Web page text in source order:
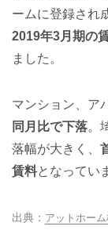
ームに登録され
2019年3月期の
ました。
マンション、ア
同月比で下落。
落幅が大きく、
賃料となってい
アットホー